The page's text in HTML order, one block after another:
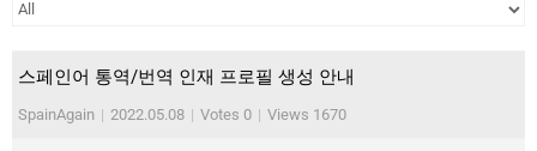
스페인어 통역/번역 인재 프로필 생성 안내
SpainAgain | 2022.05.08 | Votes 0 | Views 1670